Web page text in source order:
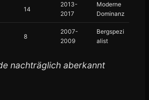
14
2013-
2017
Moderne
Dominanz
8
2007-
2009
Bergspezi
alist
nachträglich aberkannt